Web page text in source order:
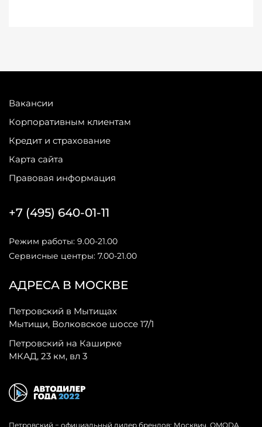
Вакансии
Корпоративным клиентам
Кредит и страхование
Карта сайта
Правовая информация
АДРЕСА В МОСКВЕ
Петровский в Мытищах
Мытищи, Волковское шоссе 17/1
Петровский на Каширке
МКАД, 23 км, вл 3
+7 (495) 640-01-11
Режим работы: 9.00-21.00
Сервисные центры: 7.00-21.00
Петровский − официальный дилер брендов: Москвич, OMODA,